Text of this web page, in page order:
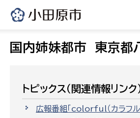
国内姉妹都市 東京都
トピックス（関連情報リンク
広報番組「colorful（カラフ